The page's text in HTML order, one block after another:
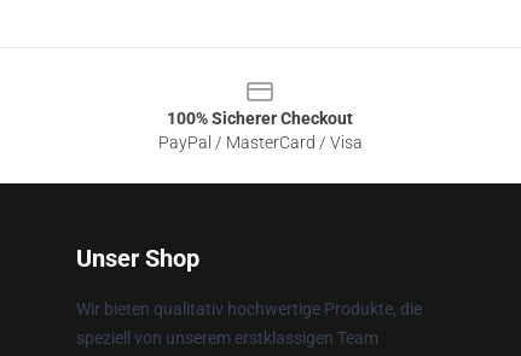
100% Sicherer Checkout
PayPal / MasterCard / Visa
Unser Shop
Wir bieten qualitativ hochwertige Produkte, die
speziell von unserem erstklassigen Team